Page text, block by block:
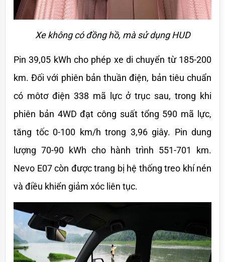
Xe không có đồng hồ, mà sử dụng HUD
Pin 39,05 kWh cho phép xe di chuyển từ 185-200
km. Đối với phiên bản thuần điện, bản tiêu chuẩn
có môtơ điện 338 mã lực ở trục sau, trong khi
phiên bản 4WD đạt công suất tổng 590 mã lực,
tăng tốc 0-100 km/h trong 3,96 giây. Pin dung
lượng 70-90 kWh cho hành trình 551-701 km.
Nevo E07 còn được trang bị hệ thống treo khí nén
và điều khiển giảm xóc liên tục.